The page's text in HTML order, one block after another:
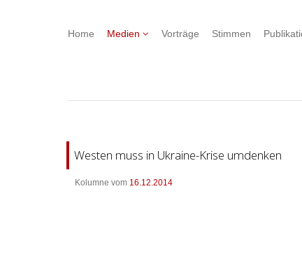
Home Medien Vorträge Stimmen
Westen muss in Ukraine-Krise umdenken
Kolumne vom 16.12.2014